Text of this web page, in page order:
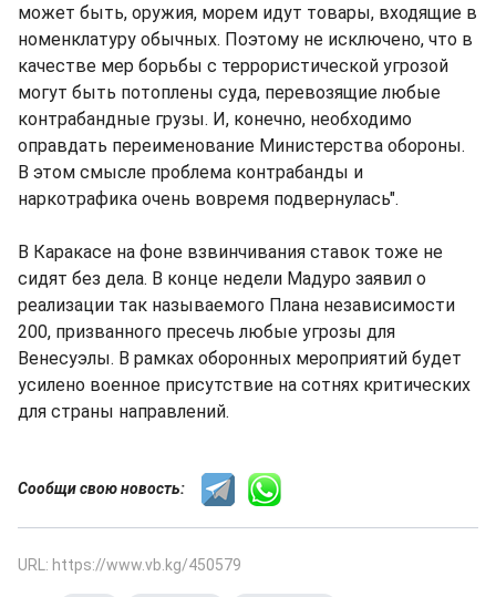
может быть, оружия, морем идут товары, входящие в
номенклатуру обычных. Поэтому не исключено, что в
качестве мер борьбы с террористической угрозой
могут быть потоплены суда, перевозящие любые
контрабандные грузы. И, конечно, необходимо
оправдать переименование Министерства обороны.
В этом смысле проблема контрабанды и
наркотрафика очень вовремя подвернулась".
В Каракасе на фоне взвинчивания ставок тоже не
сидят без дела. В конце недели Мадуро заявил о
реализации так называемого Плана независимости
200, призванного пресечь любые угрозы для
Венесуэлы. В рамках оборонных мероприятий будет
усилено военное присутствие на сотнях критических
для страны направлений.
Сообщи свою новость:
URL: https://www.vb.kg/450579